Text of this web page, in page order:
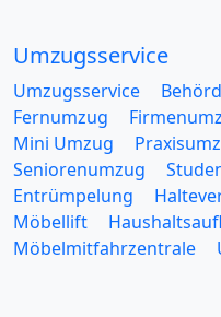
Umzugsservice
Umzugsservice
Fernumzug
Mini Umzug
Seniorenumzug
Entrümpelung
Möbellift
Möbelmitfahrzentrale